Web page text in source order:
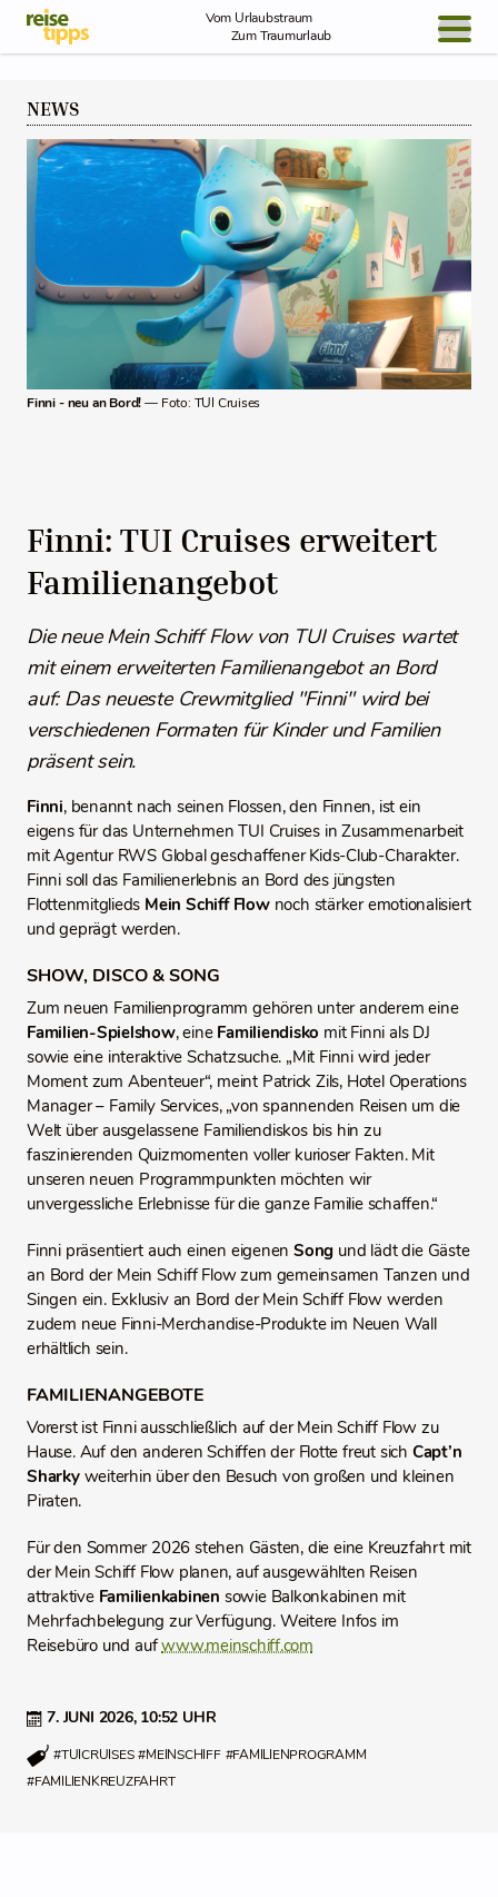
Skip to Content
Vom Urlaubstraum
Zum Traumurlaub
REISEIDEEN
NEWS
Finni - neu an Bord!— Foto: TUI Cruises
7. JUNI 2026, 10:52 UHR
#TUICRUISES #MEINSCHIFF #FAMILIENPROGRAMM
#FAMILIENKREUZFAHRT
Finni: TUI Cruises erweitert
Familienangebot
Die neue Mein Schiff Flow von TUI Cruises wartet
mit einem erweiterten Familienangebot an Bord
auf: Das neueste Crewmitglied "Finni" wird bei
verschiedenen Formaten für Kinder und Familien
präsent sein.
Finni, benannt nach seinen Flossen, den Finnen, ist ein
eigens für das Unternehmen TUI Cruises in Zusammenarbeit
mit Agentur RWS Global geschaffener Kids-Club-Charakter.
Finni soll das Familienerlebnis an Bord des jüngsten
Flottenmitglieds Mein Schiff Flow noch stärker emotionalisiert
und geprägt werden.
SHOW, DISCO & SONG
Zum neuen Familienprogramm gehören unter anderem eine
Familien-Spielshow, eine Familiendisko mit Finni als DJ
sowie eine interaktive Schatzsuche. „Mit Finni wird jeder
Moment zum Abenteuer“, meint Patrick Zils, Hotel Operations
Manager – Family Services, „von spannenden Reisen um die
Welt über ausgelassene Familiendiskos bis hin zu
faszinierenden Quizmomenten voller kurioser Fakten. Mit
unseren neuen Programmpunkten möchten wir
unvergessliche Erlebnisse für die ganze Familie schaffen.“
Finni präsentiert auch einen eigenen Song und lädt die Gäste
an Bord der Mein Schiff Flow zum gemeinsamen Tanzen und
Singen ein. Exklusiv an Bord der Mein Schiff Flow werden
zudem neue Finni-Merchandise-Produkte im Neuen Wall
erhältlich sein.
FAMILIENANGEBOTE
Vorerst ist Finni ausschließlich auf der Mein Schiff Flow zu
Hause. Auf den anderen Schiffen der Flotte freut sich Capt’n
Sharky weiterhin über den Besuch von großen und kleinen
Piraten.
Für den Sommer 2026 stehen Gästen, die eine Kreuzfahrt mit
der Mein Schiff Flow planen, auf ausgewählten Reisen
attraktive Familienkabinen sowie Balkonkabinen mit
Mehrfachbelegung zur Verfügung. Weitere Infos im
Reisebüro und aufwww.meinschiff.com